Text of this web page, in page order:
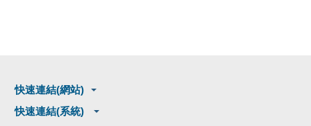
快速連結(網站)
快速連結(系統)